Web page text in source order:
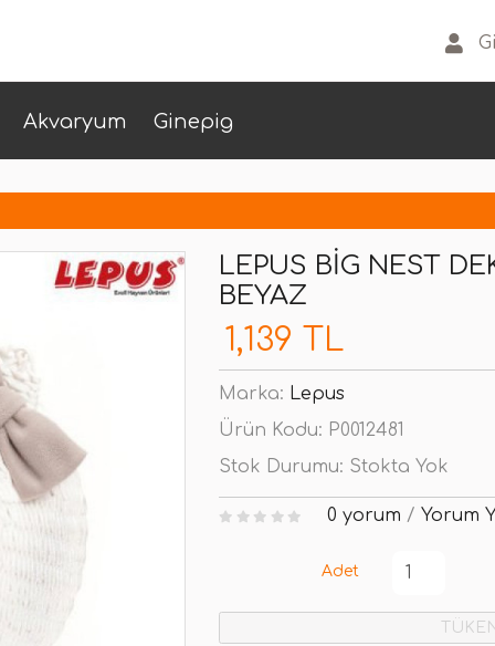
Akvaryum Ginepig
LEPUS BIG NEST
BEYAZ
1,139 TL
Marka: Lepus
Ürün Kodu: P0012481
Stok Durumu: Stokta Yok
0 yorum / Yorum
Adet